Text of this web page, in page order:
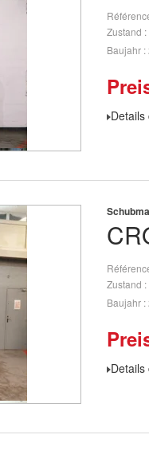
Zustand
Baujahr
Zustand
Baujahr